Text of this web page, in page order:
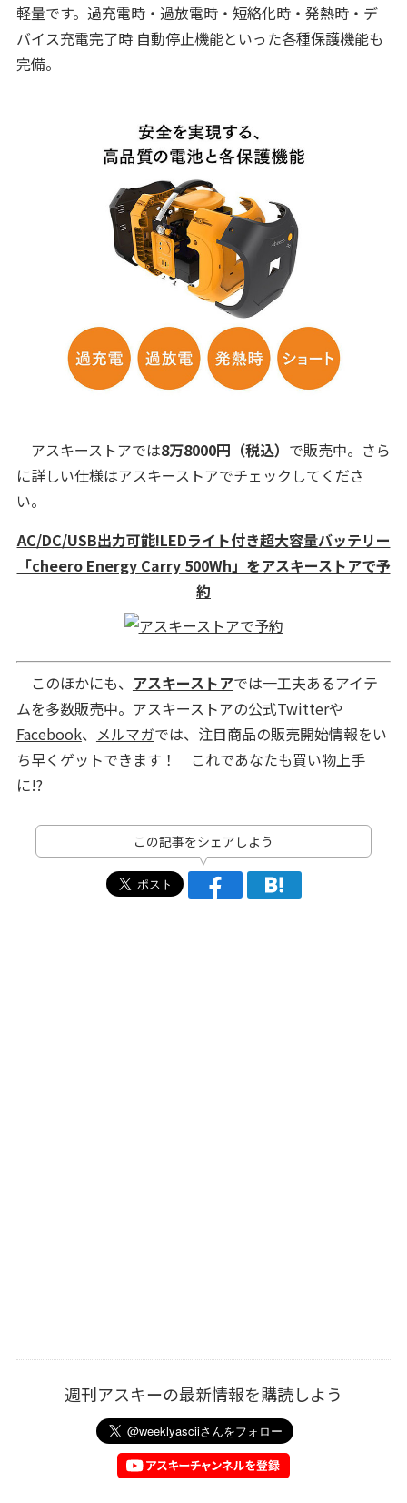
軽量です。過充電時・過放電時・短絡化時・発熱時・デ
バイス充電完了時 自動停止機能といった各種保護機能も
完備。
アスキーストアでは8万8000円（税込） で販売中。さら
に詳しい仕様はアスキーストアでチェックしてくださ
い。
AC/DC/USB出力可能!LEDライト付き超大容量バッテリー
「cheero Energy Carry 500Wh」をアスキーストアで予
約
このほかにも、 アスキーストアでは一工夫あるアイテ
ムを多数販売中。 アスキーストアの公式Twitterや
Facebook、 メルマガでは、注目商品の販売開始情報をい
ち早くゲットできます！ これであなたも買い物上手
に!?
この記事をシェアしよう
週刊アスキーの最新情報を購読しよう